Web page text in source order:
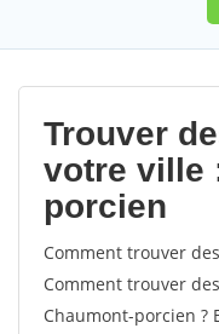
Trouver
votre ville
porcien
Comment trouver
Comment trouver
Chaumont-porcien